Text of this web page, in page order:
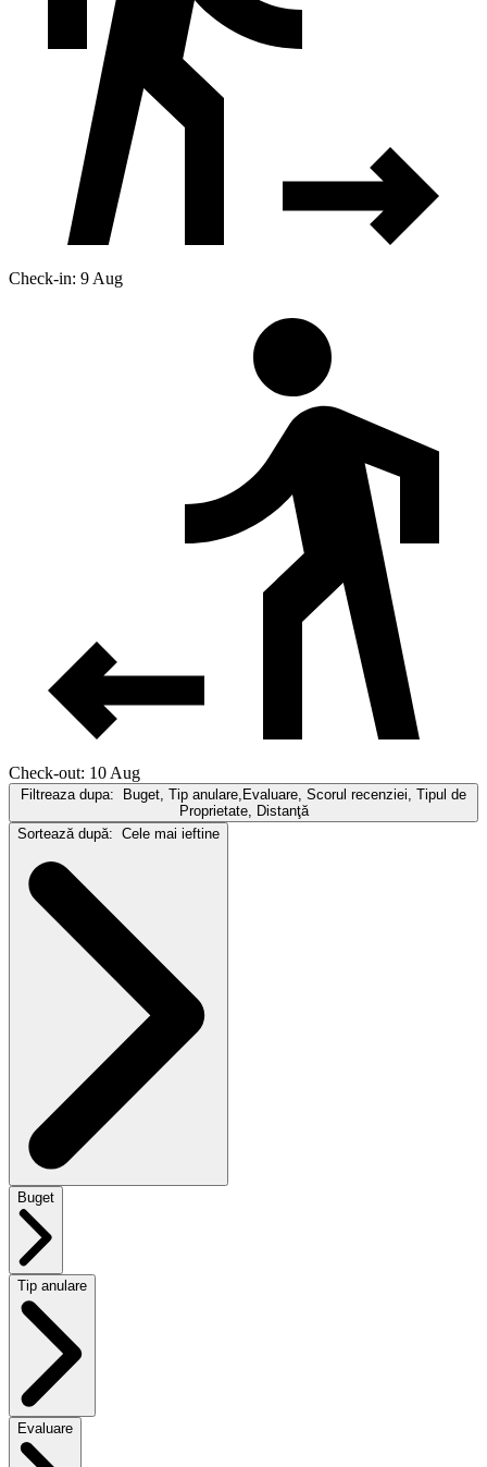
Check-in: 9 Aug
Check-out: 10 Aug
Filtreaza dupa:
Buget, Tip anulare,Evaluare, Scorul recenziei, Tipul de
Proprietate, Distanţă
Sortează după: Cele mai ieftine
Buget
Tip anulare
Evaluare